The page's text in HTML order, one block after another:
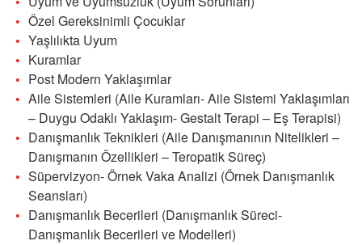
Özel Gereksinimli Çocuklar
Yaşlılıkta Uyum
Kuramlar
Post Modern Yaklaşımlar
Aile Sistemleri (Aile Kuramları- Aile Sistemi Yaklaşımları
– Duygu Odaklı Yaklaşım- Gestalt Terapi – Eş Terapisi)
Danışmanlık Teknikleri (Aile Danışmanının Nitelikleri –
Danışmanın Özellikleri – Teropatik Süreç)
Süpervizyon- Örnek Vaka Analizi (Örnek Danışmanlık
Seansları)
Danışmanlık Becerileri (Danışmanlık Süreci-
Danışmanlık Becerileri ve Modelleri)